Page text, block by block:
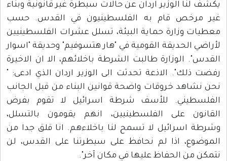
يكشف لنا الوزير اردان عن حالات سيطرة غير قانونية وبناء
غير مرخص قام به الفلسطينيون في القدس. حسب
معطيات وزارة حماية البيئة، تسلل عشرات الفلسطينيين
لأراضي الحديقة القومية في "هار هتسوفيم" وحديقة "اسوار
القدس". الوزارة طالبت الشرطة باخلائهم، الا ان الاخيرة
رفضت ذلك". الاذعة تحدثت الى الوزير اردان الذي ادعى: "
نحن نشاهد خروقات واضحة قوانين البناء من قبل الجانب
الفلسطيني. للأسف شرطة اسرائيل لا تقوم بفرض
القانون على الفلسطينيين، انهم يقومون بالتسلل،
وشرطة اسرائيل لا تسمح لنا باخلاءهم. انا قلق جدا من
الموضوع، اذا لم نحافظ على سيطرتنا على القدس، لن
نتمكن من الحفاظ عليها في مكان آخر".